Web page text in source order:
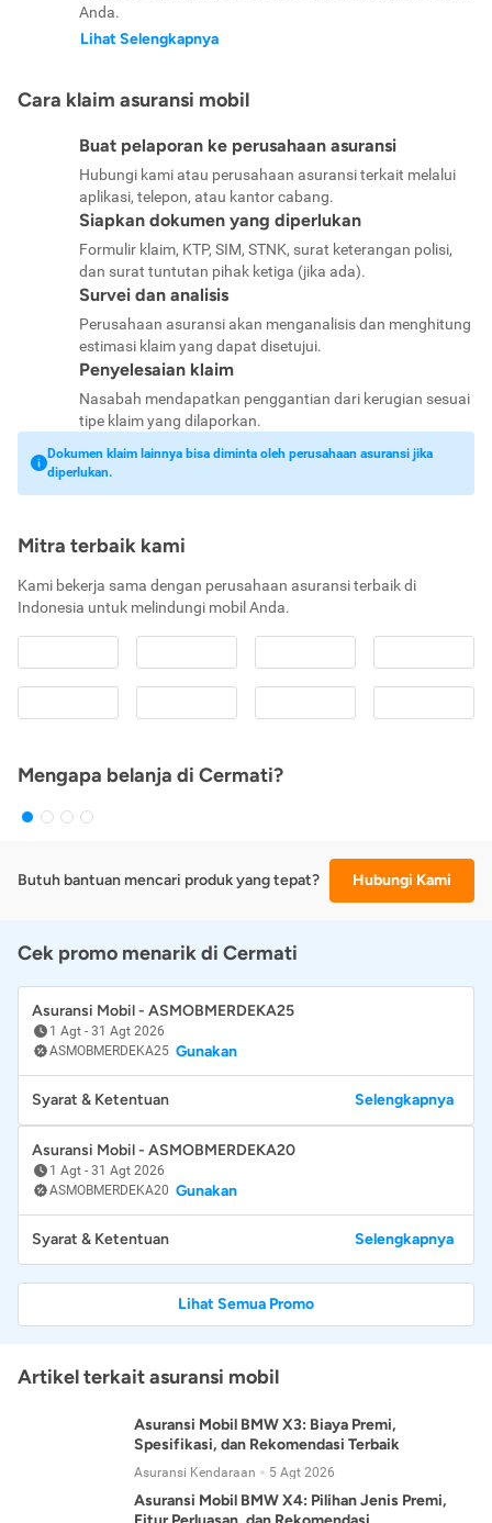
Anda.
Lihat Selengkapnya
Cara klaim asuransi mobil
Buat pelaporan ke perusahaan asuransi
Hubungi kami atau perusahaan asuransi terkait melalui
aplikasi, telepon, atau kantor cabang.
Siapkan dokumen yang diperlukan
Formulir klaim, KTP, SIM, STNK, surat keterangan polisi,
dan surat tuntutan pihak ketiga (jika ada).
Survei dan analisis
Perusahaan asuransi akan menganalisis dan menghitung
estimasi klaim yang dapat disetujui.
Penyelesaian klaim
Nasabah mendapatkan penggantian dari kerugian sesuai
tipe klaim yang dilaporkan.
Dokumen klaim lainnya bisa diminta oleh perusahaan asuransi jika
diperlukan.
Mitra terbaik kami
Kami bekerja sama dengan perusahaan asuransi terbaik di
Indonesia untuk melindungi mobil Anda.
Mengapa belanja di Cermati?
Butuh bantuan mencari produk yang tepat? Hubungi Kami
Cek promo menarik di Cermati
Asuransi Mobil - ASMOBMERDEKA25
1 Agt - 31 Agt 2026
ASMOBMERDEKA25 Gunakan
Syarat & Ketentuan Selengkapnya
Asuransi Mobil - ASMOBMERDEKA20
1 Agt - 31 Agt 2026
ASMOBMERDEKA20 Gunakan
Syarat & Ketentuan Selengkapnya
Lihat Semua Promo
Artikel terkait asuransi mobil
Asuransi Mobil BMW X3: Biaya Premi,
Spesifikasi, dan Rekomendasi Terbaik
Asuransi Kendaraan 5 Agt 2026
Asuransi Mobil BMW X4: Pilihan Jenis Premi,